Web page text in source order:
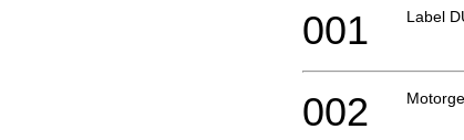
Label
001
002